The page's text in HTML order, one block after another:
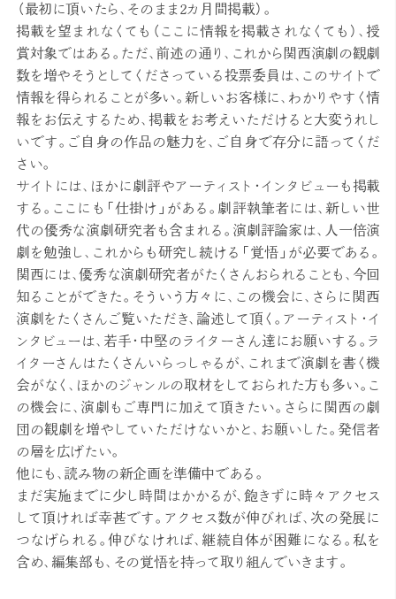
（最初に頂いたら、そのまま2カ月間掲載）。
掲載を望まれなくても（ここに情報を掲載されなくても）、授
賞対象ではある。ただ、前述の通り、これから関西演劇の観劇
数を増やそうとしてくださっている投票委員は、このサイトで
情報を得られることが多い。新しいお客様に、わかりやすく情
報をお伝えするため、掲載をお考えいただけると大変うれし
いです。ご自身の作品の魅力を、ご自身で存分に語ってくだ
さい。
サイトには、ほかに劇評やアーティスト・インタビューも掲載
する。 ここにも「仕掛け」がある。劇評執筆者には、新しい世
代の優秀な演劇研究者も含まれる。演劇評論家は、人一倍演
劇を勉強し、これからも研究し続ける「覚悟」が必要である。
関西には、優秀な演劇研究者がたくさんおられることも、今回
知ることができた。そういう方々に、この機会に、さらに関西
演劇をたくさんご覧いただき、論述して頂く。アーティスト・イ
ンタビューは、若手・中堅のライターさん達にお願いする。ラ
イターさんはたくさんいらっしゃるが、これまで演劇を書く機
会がなく、ほかのジャンルの取材をしておられた方も多い。こ
の機会に、演劇もご専門に加えて頂きたい。さらに関西の劇
団の観劇を増やしていただけないかと、お願いした。発信者
の層を広げたい。
他にも、読み物の新企画を準備中である。
まだ実施までに少し時間はかかるが、飽きずに時々アクセス
して頂ければ幸甚です。アクセス数が伸びれば、次の発展に
つなげられる。伸びなければ、継続自体が困難になる。私を
含め、編集部も、その覚悟を持って取り組んでいきます。